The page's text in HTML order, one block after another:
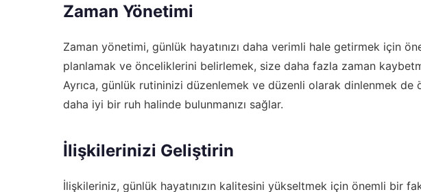
Zaman Yönetimi
Zaman yönetimi, günlük hayatınızı daha verimli hale getirmek için
planlamak ve önceliklerini belirlemek, size daha fazla zaman
Ayrıca, günlük rutininizi düzenlemek ve düzenli olarak dinlenmek de
daha iyi bir ruh halinde bulunmanızı sağlar.
İlişkilerinizi Geliştirin
İlişkileriniz, günlük hayatınızın kalitesini yükseltmek için önemli bir